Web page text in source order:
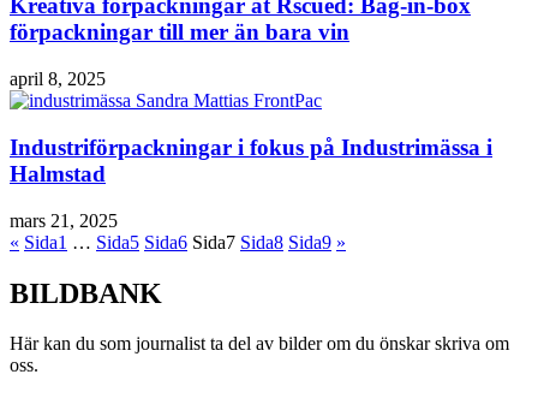
Kreativa förpackningar åt Rscued: Bag-in-box
förpackningar till mer än bara vin
april 8, 2025
Industriförpackningar i fokus på Industrimässa i
Halmstad
mars 21, 2025
« Sida1 … Sida5 Sida6 Sida7 Sida8 Sida9 »
BILDBANK
Här kan du som journalist ta del av bilder om du önskar skriva om
oss.